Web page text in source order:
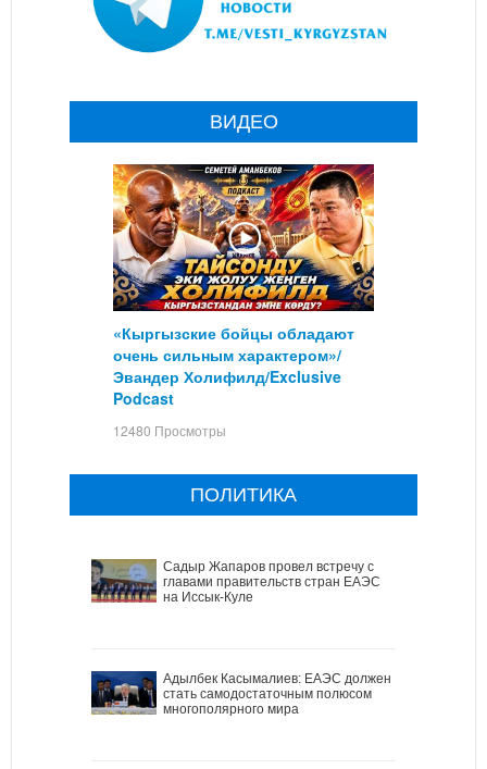
ВИДЕО
«Кыргызские бойцы обладают
очень сильным характером»/
Эвандер Холифилд/Exclusive
Podcast
12480 Просмотры
ПОЛИТИКА
Садыр Жапаров провел встречу с
главами правительств стран ЕАЭС
на Иссык-Куле
Адылбек Касымалиев: ЕАЭС должен
стать самодостаточным полюсом
многополярного мира